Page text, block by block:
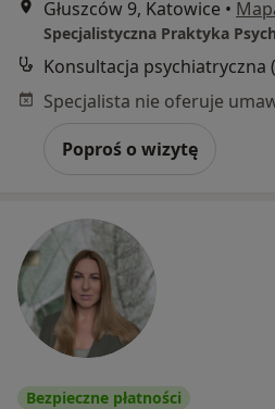
Głuszców 9, Katowice •
Konsultacja psychiatryczna
Poproś o wizytę
Bezpieczne płatności